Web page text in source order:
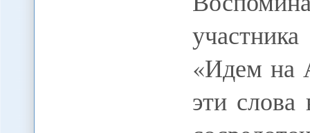
«Идем на
эти слова